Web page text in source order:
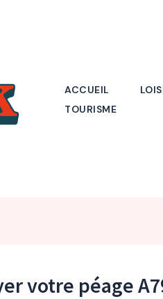
ACCUEIL
TOURISME
votre péage